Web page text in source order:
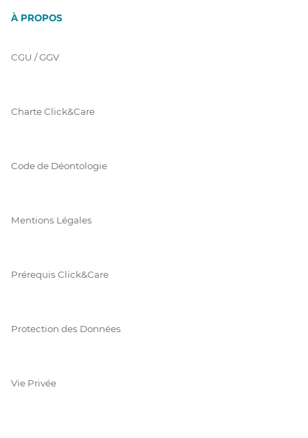
À PROPOS
CGU / GGV
Charte Click&Care
Code de Déontologie
Mentions Légales
Prérequis Click&Care
Protection des Données
Vie Privée